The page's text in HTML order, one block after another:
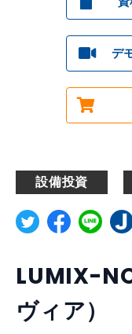
デ
設備投資
LUMIX-
ヴィア）